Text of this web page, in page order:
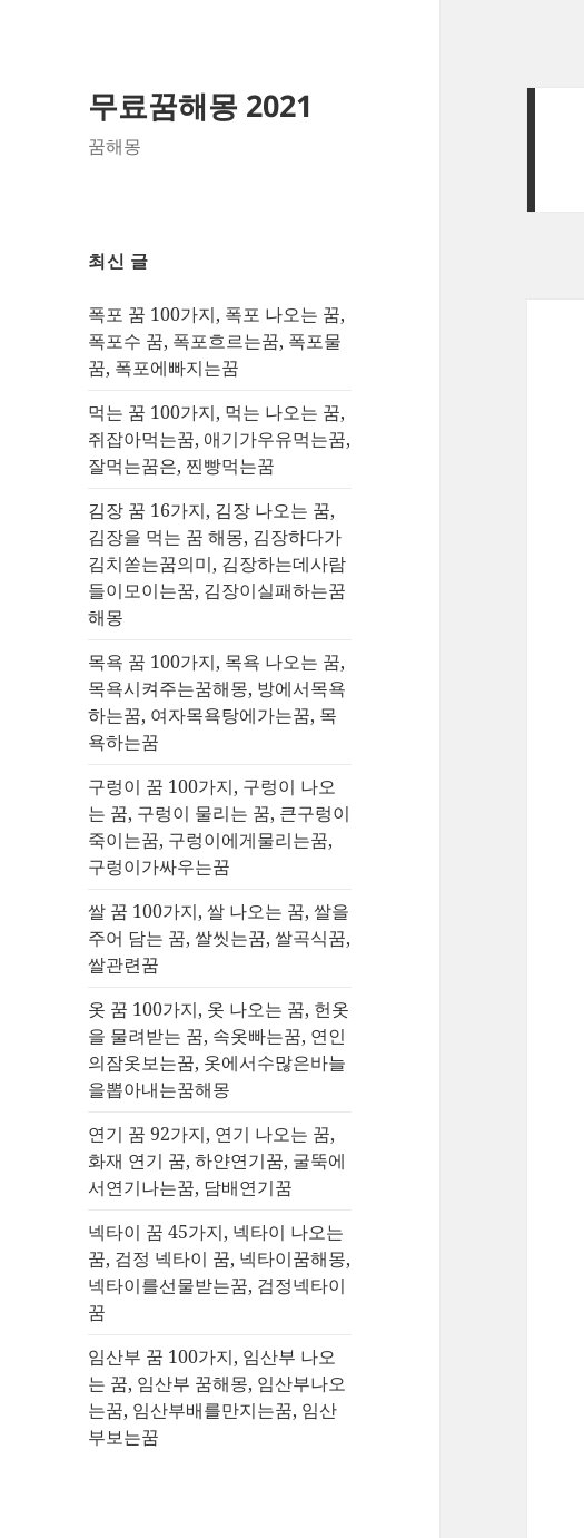
무료꿈해몽 2021
꿈해몽
최신 글
폭포 꿈 100가지, 폭포 나오는 꿈,
폭포수 꿈, 폭포흐르는꿈, 폭포물
꿈, 폭포에빠지는꿈
먹는 꿈 100가지, 먹는 나오는 꿈,
쥐잡아먹는꿈, 애기가우유먹는꿈,
잘먹는꿈은, 찐빵먹는꿈
김장 꿈 16가지, 김장 나오는 꿈,
김장을 먹는 꿈 해몽, 김장하다가
김치쏟는꿈의미, 김장하는데사람
들이모이는꿈, 김장이실패하는꿈
해몽
목욕 꿈 100가지, 목욕 나오는 꿈,
목욕시켜주는꿈해몽, 방에서목욕
하는꿈, 여자목욕탕에가는꿈, 목
욕하는꿈
구렁이 꿈 100가지, 구렁이 나오
는 꿈, 구렁이 물리는 꿈, 큰구렁이
죽이는꿈, 구렁이에게물리는꿈,
구렁이가싸우는꿈
쌀 꿈 100가지, 쌀 나오는 꿈, 쌀을
주어 담는 꿈, 쌀씻는꿈, 쌀곡식꿈,
쌀관련꿈
옷 꿈 100가지, 옷 나오는 꿈, 헌옷
을 물려받는 꿈, 속옷빠는꿈, 연인
의잠옷보는꿈, 옷에서수많은바늘
을뽑아내는꿈해몽
연기 꿈 92가지, 연기 나오는 꿈,
화재 연기 꿈, 하얀연기꿈, 굴뚝에
서연기나는꿈, 담배연기꿈
넥타이 꿈 45가지, 넥타이 나오는
꿈, 검정 넥타이 꿈, 넥타이꿈해몽,
넥타이를선물받는꿈, 검정넥타이
꿈
임산부 꿈 100가지, 임산부 나오
는 꿈, 임산부 꿈해몽, 임산부나오
는꿈, 임산부배를만지는꿈, 임산
부보는꿈